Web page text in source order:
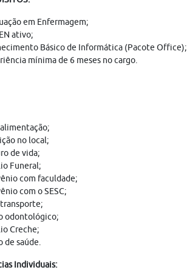
em Enfermagem;
ativo;
Básico de Informática (Pacote Office);
mínima de 6 meses no cargo.
no local;
de vida;
Funeral;
com faculdade;
com o SESC;
odontológico;
Creche;
de saúde.
Individuais: